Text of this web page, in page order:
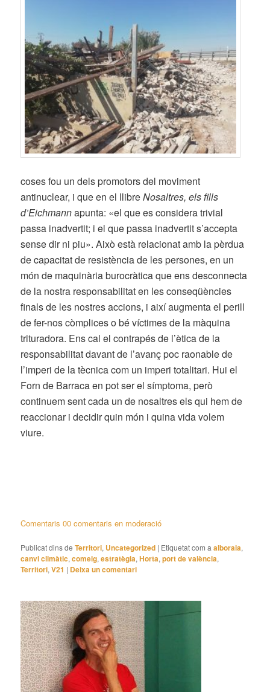
coses fou un dels promotors del moviment
antinuclear, i que en el llibreNosaltres, els fills
d’Eichmannapunta: «el que es considera trivial
passa inadvertit; i el que passa inadvertit s’accepta
sense dir ni piu». Això està relacionat amb la pèrdua
de capacitat de resistència de les persones, en un
món de maquinària burocràtica que ens desconnecta
de la nostra responsabilitat en les conseqüències
finals de les nostres accions, i així augmenta el perill
de fer-nos còmplices o bé víctimes de la màquina
trituradora. Ens cal el contrapés de l’ètica de la
responsabilitat davant de l’avanç poc raonable de
l’imperi de la tècnica com un imperi totalitari. Hui el
Forn de Barraca en pot ser el símptoma, però
continuem sent cada un de nosaltres els qui hem de
reaccionar i decidir quin món i quina vida volem
viure.
Comentaris 00 comentaris en moderació
Publicat dins de Territori, Uncategorized | Etiquetat com a alboraia,
canvi climàtic,comeig,estratègia,Horta,port de valència,
Territori,V21 | Deixa un comentari